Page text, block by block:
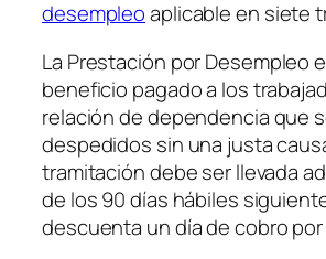
desempleoaplicable en siete
La Prestación por Desempleo
beneficio pagado a los
relación de dependencia que
despedidos sin una justa
tramitación debe ser llevada
de los 90 días hábiles
descuenta un día de cobro por